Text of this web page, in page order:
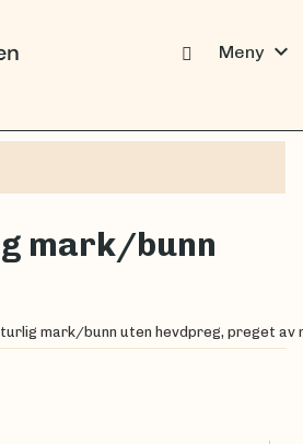
Meny expand_more
mark/bunn
mark/bunn uten hevdpreg, preget